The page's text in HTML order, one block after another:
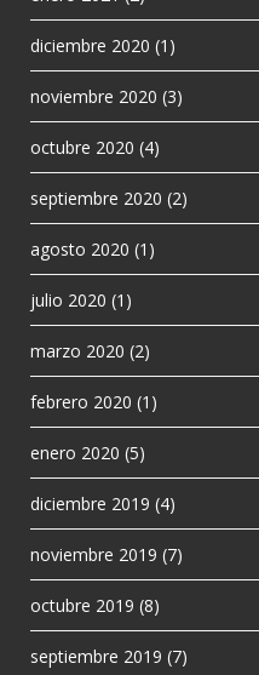
diciembre 2020 (1)
noviembre 2020 (3)
octubre 2020 (4)
septiembre 2020 (2)
agosto 2020 (1)
julio 2020 (1)
marzo 2020 (2)
febrero 2020 (1)
enero 2020 (5)
diciembre 2019 (4)
noviembre 2019 (7)
octubre 2019 (8)
septiembre 2019 (7)